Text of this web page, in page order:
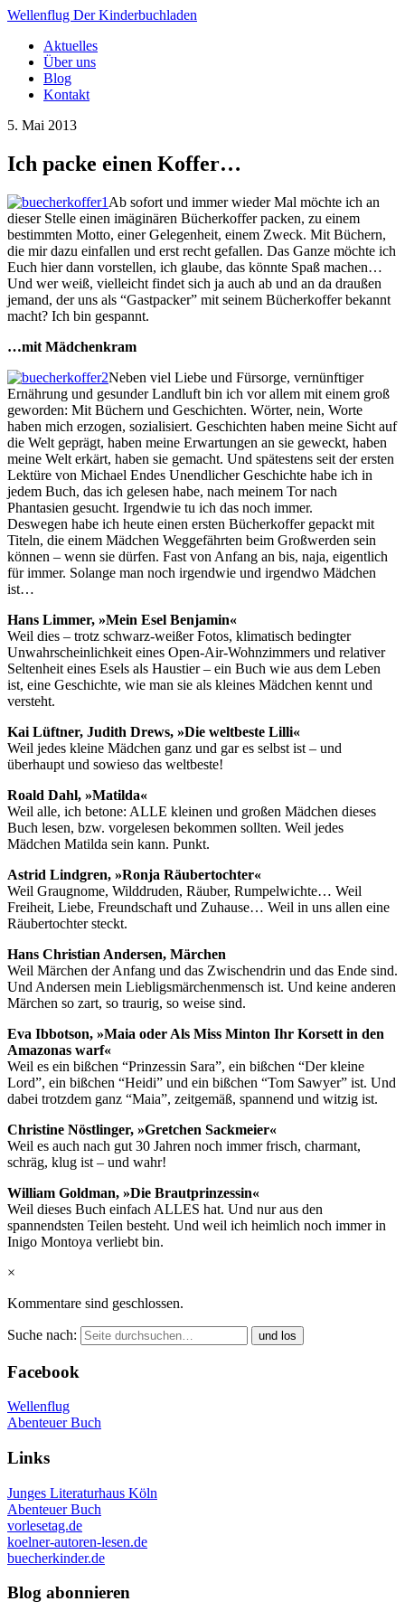
Wellenflug Der Kinderbuchladen
Aktuelles
Über uns
Blog
Kontakt
5. Mai 2013
Ich packe einen Koffer…
Ab sofort und immer wieder Mal möchte ich an
dieser Stelle einen imäginären Bücherkoffer packen, zu einem
bestimmten Motto, einer Gelegenheit, einem Zweck. Mit Büchern,
die mir dazu einfallen und erst recht gefallen. Das Ganze möchte ich
Euch hier dann vorstellen, ich glaube, das könnte Spaß machen…
Und wer weiß, vielleicht findet sich ja auch ab und an da draußen
jemand, der uns als “Gastpacker” mit seinem Bücherkoffer bekannt
macht? Ich bin gespannt.
…mit Mädchenkram
Neben viel Liebe und Fürsorge, vernünftiger
Ernährung und gesunder Landluft bin ich vor allem mit einem groß
geworden: Mit Büchern und Geschichten. Wörter, nein, Worte
haben mich erzogen, sozialisiert. Geschichten haben meine Sicht auf
die Welt geprägt, haben meine Erwartungen an sie geweckt, haben
meine Welt erkärt, haben sie gemacht. Und spätestens seit der ersten
Lektüre von Michael Endes Unendlicher Geschichte habe ich in
jedem Buch, das ich gelesen habe, nach meinem Tor nach
Phantasien gesucht. Irgendwie tu ich das noch immer.
Deswegen habe ich heute einen ersten Bücherkoffer gepackt mit
Titeln, die einem Mädchen Weggefährten beim Großwerden sein
können – wenn sie dürfen. Fast von Anfang an bis, naja, eigentlich
für immer. Solange man noch irgendwie und irgendwo Mädchen
ist…
Hans Limmer, »Mein Esel Benjamin«
Weil dies – trotz schwarz-weißer Fotos, klimatisch bedingter
Unwahrscheinlichkeit eines Open-Air-Wohnzimmers und relativer
Seltenheit eines Esels als Haustier – ein Buch wie aus dem Leben
ist, eine Geschichte, wie man sie als kleines Mädchen kennt und
versteht.
Kai Lüftner, Judith Drews, »Die weltbeste Lilli«
Weil jedes kleine Mädchen ganz und gar es selbst ist – und
überhaupt und sowieso das weltbeste!
Roald Dahl, »Matilda«
Weil alle, ich betone: ALLE kleinen und großen Mädchen dieses
Buch lesen, bzw. vorgelesen bekommen sollten. Weil jedes
Mädchen Matilda sein kann. Punkt.
Astrid Lindgren, »Ronja Räubertochter«
Weil Graugnome, Wilddruden, Räuber, Rumpelwichte… Weil
Freiheit, Liebe, Freundschaft und Zuhause… Weil in uns allen eine
Räubertochter steckt.
Hans Christian Andersen, Märchen
Weil Märchen der Anfang und das Zwischendrin und das Ende sind.
Und Andersen mein Liebligsmärchenmensch ist. Und keine anderen
Märchen so zart, so traurig, so weise sind.
Eva Ibbotson, »Maia oder Als Miss Minton Ihr Korsett in den
Amazonas warf«
Weil es ein bißchen “Prinzessin Sara”, ein bißchen “Der kleine
Lord”, ein bißchen “Heidi” und ein bißchen “Tom Sawyer” ist. Und
dabei trotzdem ganz “Maia”, zeitgemäß, spannend und witzig ist.
Christine Nöstlinger, »Gretchen Sackmeier«
Weil es auch nach gut 30 Jahren noch immer frisch, charmant,
schräg, klug ist – und wahr!
William Goldman, »Die Brautprinzessin«
Weil dieses Buch einfach ALLES hat. Und nur aus den
spannendsten Teilen besteht. Und weil ich heimlich noch immer in
Inigo Montoya verliebt bin.
×
Kommentare sind geschlossen.
Suche nach:
Facebook
Wellenflug
Abenteuer Buch
Links
Junges Literaturhaus Köln
Abenteuer Buch
vorlesetag.de
koelner-autoren-lesen.de
buecherkinder.de
Blog abonnieren